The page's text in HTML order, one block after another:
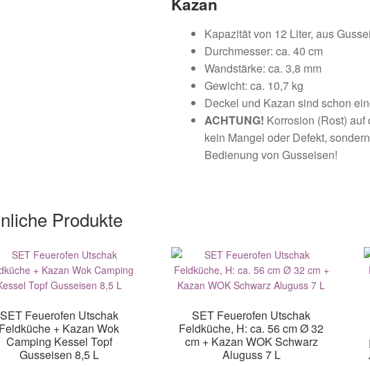
Kapazität von 12 Liter, aus
Durchmesser: ca. 40 cm
Wandstärke: ca. 3,8 mm
Gewicht: ca. 10,7 kg
Deckel und Kazan sind schon
ACHTUNG! Korrosion (Rost)
kein Mangel oder Defekt,
Bedienung von Gusseisen!
Produkte
SET Feuerofen Utschak
+ Kazan Wok
Camping Kessel Topf
Gusseisen 8,5 L
SET Feuerofen Utschak
Feldküche, H: ca. 56 cm Ø 32
cm + Kazan WOK Schwarz
Aluguss 7 L